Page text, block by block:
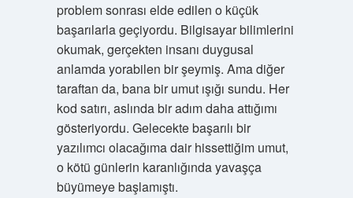
problem sonrası elde edilen o küçük
başarılarla geçiyordu. Bilgisayar bilimlerini
okumak, gerçekten insanı duygusal
anlamda yorabilen bir şeymiş. Ama diğer
taraftan da, bana bir umut ışığı sundu. Her
kod satırı, aslında bir adım daha attığımı
gösteriyordu. Gelecekte başarılı bir
yazılımcı olacağıma dair hissettiğim umut,
o kötü günlerin karanlığında yavaşça
büyümeye başlamıştı.